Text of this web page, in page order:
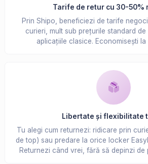
Tarife de retur cu 30-50%
Prin Shipo, beneficiezi de tarife
curieri, mult sub prețurile standard de
aplicațiile clasice. Economisești
Libertate și flexibilitate
Tu alegi cum returnezi: ridicare prin
de top) sau predare la orice locker
Returnezi când vrei, fără să depinzi de